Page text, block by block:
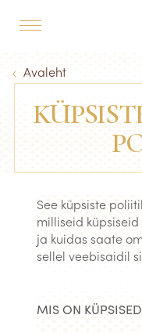
MAIN
Breadcrumb
Avaleht
See küpsiste
milliseid
ja kuidas saate
sellel veebisaidil
MIS ON